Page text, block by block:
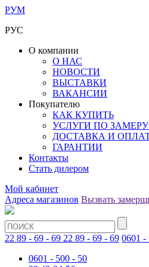
РУМ
РУС
О компании
О НАС
НОВОСТИ
ВЫСТАВКИ
ВАКАНСИИ
Покупателю
КАК КУПИТЬ
УСЛУГИ ПО
ДОСТАВКА И
ГАРАНТИИ
Контакты
Стать дилером
Мой кабинет
Адреса магазинов Вызвать
22 89 - 69 - 69 22 89 - 69 - 69 0601 -
0601 - 500 - 50